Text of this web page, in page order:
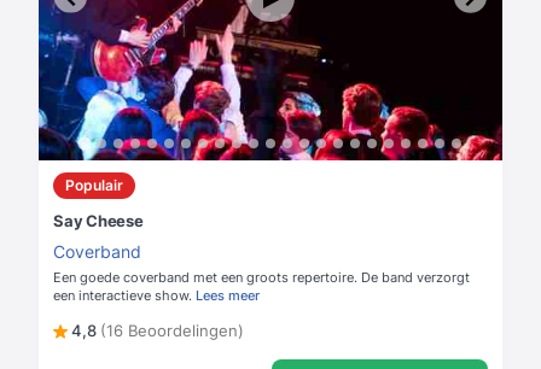
Populair
Say Cheese
Coverband
Een goede coverband met een groots repertoire. De band verzorgt
een interactieve show. Lees meer
4,8 (16 Beoordelingen)